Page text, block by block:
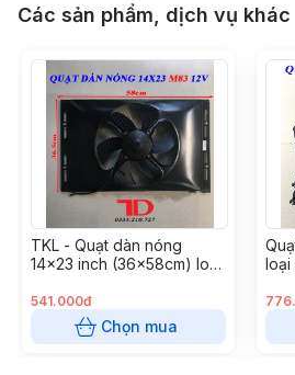
Các sản phẩm, dịch vụ khác
TKL - Quạt dàn nóng
14x23 inch (36x58cm) loại
M83 (5 cái/ thùng)
541.000đ
Chọn mua
loại